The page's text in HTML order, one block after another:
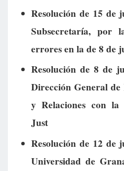
Resolución de 15 de
Subsecretaría, por
errores en la de 8 de
Resolución de 8 de
Dirección General de
y Relaciones con la
Just
Resolución de 12 de
Universidad de